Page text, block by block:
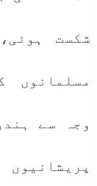
شکست
مسلمانوں
وجہ سے